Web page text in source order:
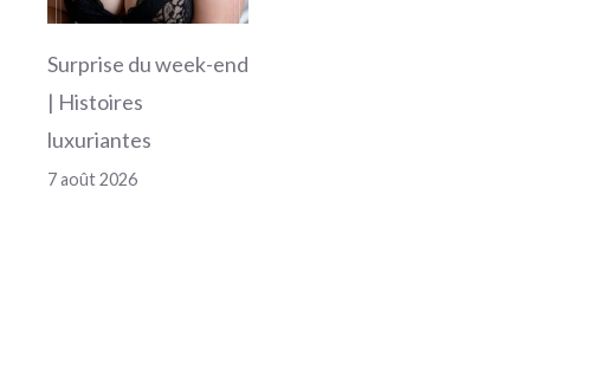
Surprise du week-end
| Histoires
luxuriantes
7 août 2026